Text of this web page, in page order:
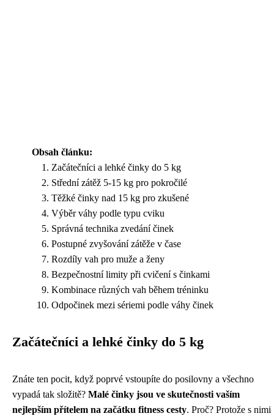
Obsah článku:
Začátečníci a lehké činky do 5 kg
Střední zátěž 5-15 kg pro pokročilé
Těžké činky nad 15 kg pro zkušené
Výběr váhy podle typu cviku
Správná technika zvedání činek
Postupné zvyšování zátěže v čase
Rozdíly vah pro muže a ženy
Bezpečnostní limity při cvičení s činkami
Kombinace různých vah během tréninku
Odpočinek mezi sériemi podle váhy činek
Začátečníci a lehké činky do 5 kg
Znáte ten pocit, když poprvé vstoupíte do posilovny a všechno
vypadá tak složitě? Malé činky jsou ve skutečnosti vaším
nejlepším přítelem na začátku fitness cesty. Proč? Protože s nimi